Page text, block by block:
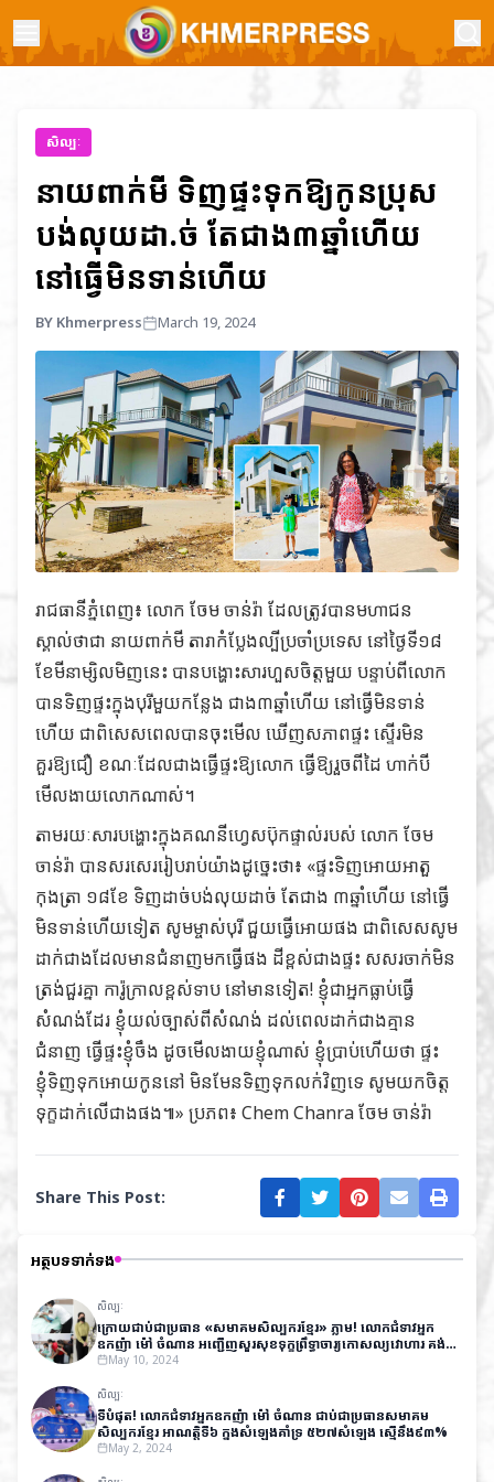
សិល្បៈ
នាយពាក់មី ទិញផ្ទះទុកឱ្យកូនប្រុស
បង់លុយដា.ច់ តែជាង៣ឆ្នាំហើយ
នៅធ្វើមិនទាន់ហើយ
BY Khmerpress March 19, 2024
រាជធានីភ្នំពេញ៖ លោក ចែម ចាន់រ៉ា ដែលត្រូវបានមហាជន
ស្គាល់ថាជា នាយពាក់មី តារាកំប្លែងល្បីប្រចាំប្រទេស នៅថ្ងៃទី១៨
ខែមីនា​ម្សិលមិញនេះ បានបង្ហោះសារហួសចិត្តមួយ បន្ទាប់ពីលោក
បានទិញផ្ទះក្នុងបុរីមួយកន្លែង ជាង៣ឆ្នាំហើយ នៅធ្វើមិនទាន់
ហើយ ជាពិសេសពេលបានចុះមើល ឃើញសភាពផ្ទះ ស្ទើរមិន
គួរឱ្យជឿ ខណៈដែលជាងធ្វើផ្ទះឱ្យលោក ធ្វើឱ្យរួចពីដៃ ហាក់បី
មើលងាយលោកណាស់។
តាមរយៈសារបង្ហោះក្នុងគណនីហ្វេសប៊ុកផ្ទាល់របស់ លោក ចែម
ចាន់រ៉ា បានសរសេររៀបរាប់យ៉ាងដូច្នេះថា៖ «ផ្ទះទិញអោយអាតួ
កុងត្រា ១៨ខែ ទិញដាច់បង់លុយដាច់ តែជាង ៣ឆ្នាំហើយ នៅធ្វើ
មិនទាន់ហើយទៀត សូមម្ចាស់បុរី ជួយធ្វើអោយផង ជាពិសេសសូម
ដាក់ជាងដែលមានជំនាញមកធ្វើផង ដីខ្ពស់ជាងផ្ទះ សសរចាក់មិន
ត្រង់ជួរគ្នា ការ៉ូក្រាលខ្ពស់ទាប នៅមានទៀត! ខ្ញុំជាអ្នកធ្លាប់ធ្វើ
សំណង់ដែរ ខ្ញុំយល់ច្បាស់ពីសំណង់ ដល់ពេលដាក់ជាងគ្មាន
ជំនាញ ធ្វើផ្ទះខ្ញុំចឹង ដូចមើលងាយខ្ញុំណាស់ ខ្ញុំប្រាប់ហើយថា ផ្ទះ
ខ្ញុំទិញទុកអោយកូននៅ មិនមែនទិញទុកលក់វិញទេ សូមយកចិត្ត
ទុក្ខដាក់លើជាងផង៕» ប្រភព៖ Chem Chanra ចែម ចាន់រ៉ា
Share This Post:
អត្ថបទទាក់ទង
សិល្បៈ
ក្រោយជាប់ជាប្រធាន «សមាគមសិល្បករខ្មែរ» ភ្លាម! លោកជំទាវអ្នក
ឧកញ៉ា ម៉ៅ ចំណាន អញ្ជើញសួរសុខទុក្ខព្រឹទ្ធាចារ្យកោសល្យវោហារ​ គង់​
ណៃ ដល់មន្ទីរពេទ្យ
May 10, 2024
សិល្បៈ
ទីបំផុត! លោកជំទាវអ្នកឧកញ៉ា ម៉ៅ ចំណាន ជាប់ជាប្រធានសមាគម
សិល្បករខ្មែរ អាណត្តិទី៦ ក្នុងសំឡេងគាំទ្រ ៥២៧សំឡេង ស្មើនឹង៩៣%
May 2, 2024